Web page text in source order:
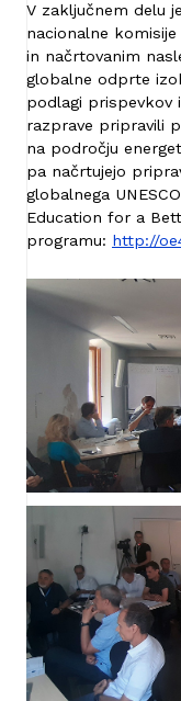
V zaključnem delu je
nacionalne
in načrtovanim
globalne odprte
podlagi prispevkov
razprave pripravili
na področju
pa načrtujejo
globalnega
Education for a
programu: http://